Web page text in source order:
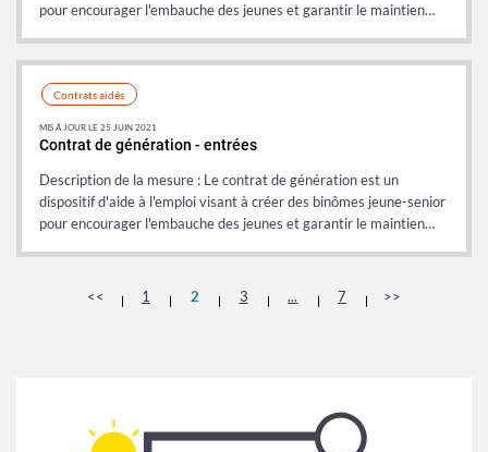
pour encourager l'embauche des jeunes et garantir le maintien…
Contrat de génération - entrées
Description de la mesure : Le contrat de génération est un
dispositif d'aide à l'emploi visant à créer des binômes jeune-senior
pour encourager l'embauche des jeunes et garantir le maintien…
Contrats aidés
MIS À JOUR LE 25 JUIN 2021
<< 1 2 3 ... 7 >>